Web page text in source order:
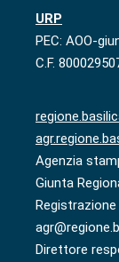
URP
PEC: AOO-
C.F.
Agenzia
Giunta
Direttore